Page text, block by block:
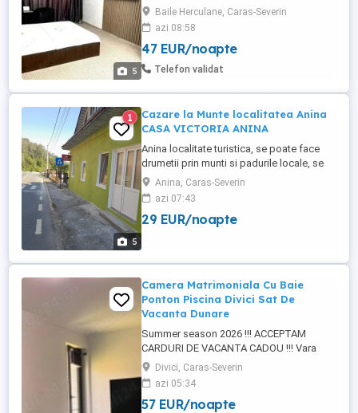
5
terasă, etaj 2, internet WI-FI, seif, uscător
păr, fier și masă pentru călcat, self check-
in (cutie securizată - acces rapid la orice
oră) complet utilat: frigider, aragaz, cuptor
microunde, espresor cafea, prajitor ...
Baile Herculane, Caras-Severin
azi 08:58
47 EUR/noapte
Telefon validat
5
1
Cazare la Munte localitatea Anina
CASA VICTORIA ANINA
Anina localitate turistica, se poate face
drumetii prin munti si padurile locale, se
poate vizualiza Cascada Bigar ce se afla
la 20 km de cazare, va puteti bucura de
Cheile Nerei, Ochul Beiului, diverse pesteri,
Lacul Buhui aflat la 5 km de cazare.
Anina, Caras-Severin
azi 07:43
29 EUR/noapte
Camera Matrimoniala Cu Baie
Ponton Piscina Divici Sat De
Vacanta Dunare
Summer season 2026 !!! ACCEPTAM
CARDURI DE VACANTA CADOU !!! Vara
asta ne răcorim în PSICINA la Spinning la
Divici la doi pași de DUNARE. Răcorirea
supremă! Cu temperaturi caniculare afară,
cum să nu-ți doreșți o scăldărică în
Divici, Caras-Severin
azi 05:34
57 EUR/noapte